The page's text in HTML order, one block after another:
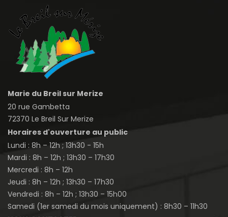
Marie du Breil sur Merize
20 rue Gambetta
72370 Le Breil Sur Merize
Horaires d'ouverture au public
Lundi : 8h – 12h ; 13h30 - 15h
Mardi : 8h – 12h ; 13h30 – 17h30
Mercredi : 8h – 12h
Jeudi : 8h – 12h ; 13h30 – 17h30
Vendredi : 8h – 12h ; 13h30 – 15h00
Samedi (1er samedi du mois uniquement) : 8h30 – 11h30